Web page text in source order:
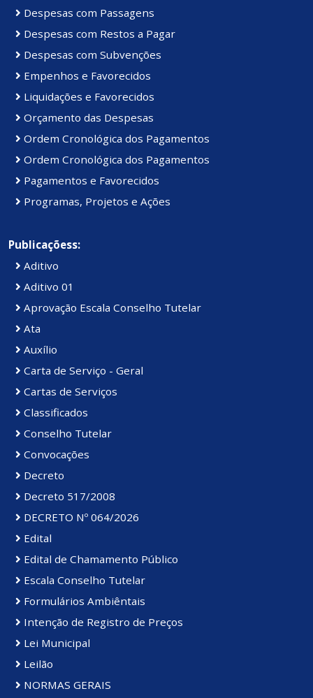
Despesas com Passagens
Despesas com Restos a Pagar
Despesas com Subvenções
Empenhos e Favorecidos
Liquidações e Favorecidos
Orçamento das Despesas
Ordem Cronológica dos Pagamentos
Ordem Cronológica dos Pagamentos
Pagamentos e Favorecidos
Programas, Projetos e Ações
Publicaçõess:
Aditivo
Aditivo 01
Aprovação Escala Conselho Tutelar
Ata
Auxílio
Carta de Serviço - Geral
Cartas de Serviços
Classificados
Conselho Tutelar
Convocações
Decreto
Decreto 517/2008
DECRETO Nº 064/2026
Edital
Edital de Chamamento Público
Escala Conselho Tutelar
Formulários Ambiêntais
Intenção de Registro de Preços
Lei Municipal
Leilão
NORMAS GERAIS